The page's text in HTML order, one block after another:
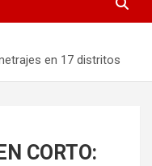
en 17 distritos
CORTO: